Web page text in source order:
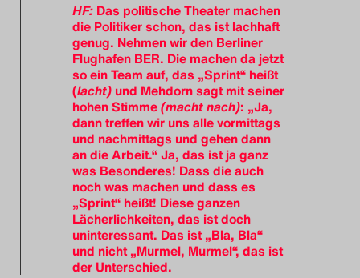
HF:Das politische Theater machen
die Politiker schon, das ist lachhaft
genug. Nehmen wir den Berliner
Flughafen BER. Die machen da jetzt
so ein Team auf, das „Sprint“ heißt
(lacht)und Mehdorn sagt mit seiner
hohen Stimme(macht nach): „Ja,
dann treffen wir uns alle vormittags
und nachmittags und gehen dann
an die Arbeit.“ Ja, das ist ja ganz
was Besonderes! Dass die auch
noch was machen und dass es
„Sprint“ heißt! Diese ganzen
Lächerlichkeiten, das ist doch
uninteressant. Das ist „Bla, Bla“
und nicht „Murmel, Murmel“, das ist
der Unterschied.